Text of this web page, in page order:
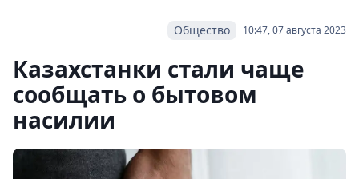
10:47, 07 августа 2023
Общество
Казахстанки стали чаще
сообщать о бытовом
насилии